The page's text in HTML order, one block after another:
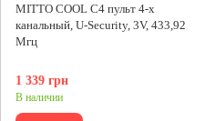
MITTO COOL C4 пульт 4-х
канальный, U-Security, 3V, 433,92
Мгц
1 339 грн
В наличии